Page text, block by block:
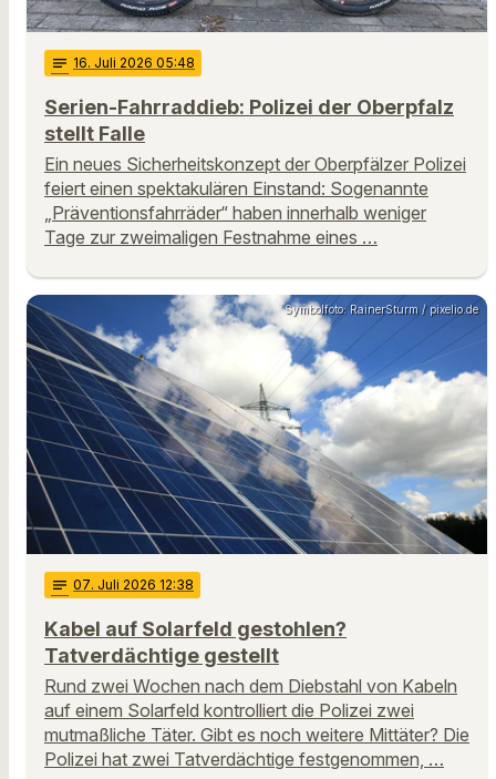
notes 16. Juli 2026 05:48
Serien-Fahrraddieb: Polizei der Oberpfalz
stellt Falle
Ein neues Sicherheitskonzept der Oberpfälzer Polizei
feiert einen spektakulären Einstand: Sogenannte
„Präventionsfahrräder“ haben innerhalb weniger
Tage zur zweimaligen Festnahme eines …
Symbolfoto: RainerSturm / pixelio.de
notes 07. Juli 2026 12:38
Kabel auf Solarfeld gestohlen?
Tatverdächtige gestellt
Rund zwei Wochen nach dem Diebstahl von Kabeln
auf einem Solarfeld kontrolliert die Polizei zwei
mutmaßliche Täter. Gibt es noch weitere Mittäter? Die
Polizei hat zwei Tatverdächtige festgenommen, …